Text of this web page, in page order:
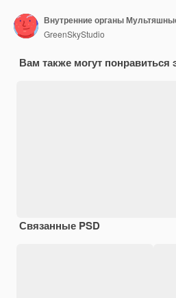
GreenSkyStudio
Вам также могут понравиться
Связанные PSD